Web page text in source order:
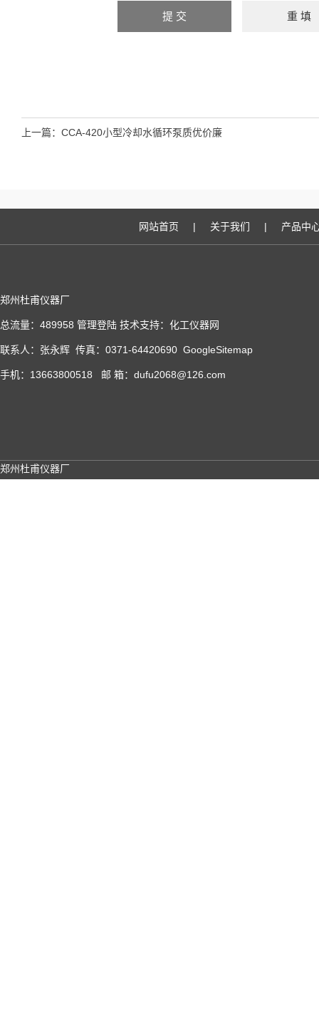
上一篇： CCA-420小型冷却水循环泵质优价廉
网站首页 | 关于我们 | 产品中
郑州杜甫仪器厂
总流量：489958 管理登陆 技术支持： 化工仪器网
联系人：张永辉 传真：0371-64420690 GoogleSitemap
手机：13663800518 邮 箱：dufu2068@126.com
郑州杜甫仪器厂